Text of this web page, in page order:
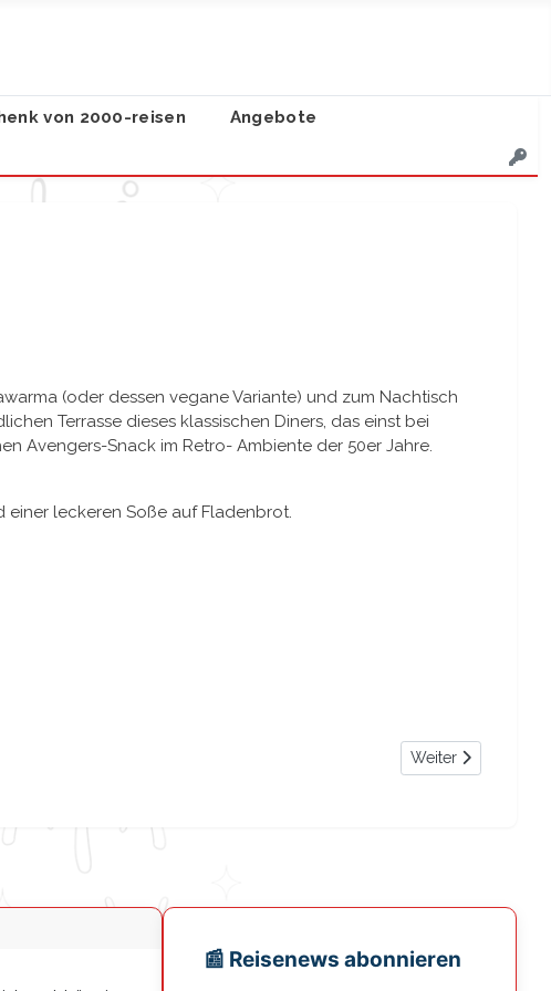
von 2000-reisen
Angebote
(oder dessen vegane Variante) und zum Nachtisch
Terrasse dieses klassischen Diners, das einst bei
Avengers-Snack im Retro- Ambiente der 50er Jahre.
einer leckeren Soße auf Fladenbrot.
Nächster Beitrag:
Weiter